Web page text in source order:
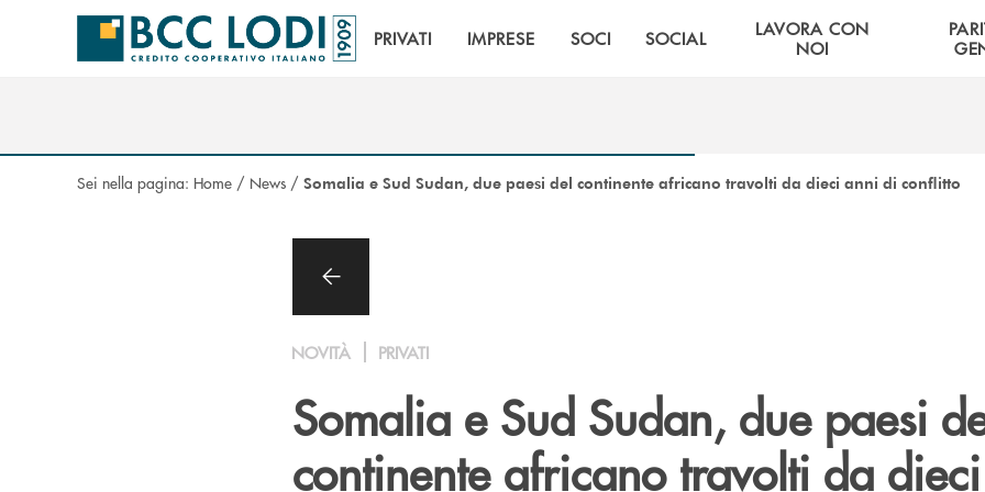
Salta al contenuto principale
PRIVATI IMPRESE SOCI SOCIAL
LAVORA CON
NOI
Sei nella pagina: Home / News / Somalia e Sud Sudan, due paesi del continente africano travolti da dieci anni di conflitto
NOVITÀ PRIVATI
Somalia e Sud Sudan, due paesi
continente africano travolti da